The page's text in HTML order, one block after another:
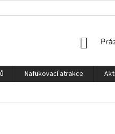
PODMÍNKY PRO
Nafukovací atrakce